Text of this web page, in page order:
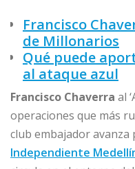
Francisco
de Millonarios
Qué puede
al ataque azul
Francisco Chaverra al
operaciones que más
club embajador avanza
Independiente